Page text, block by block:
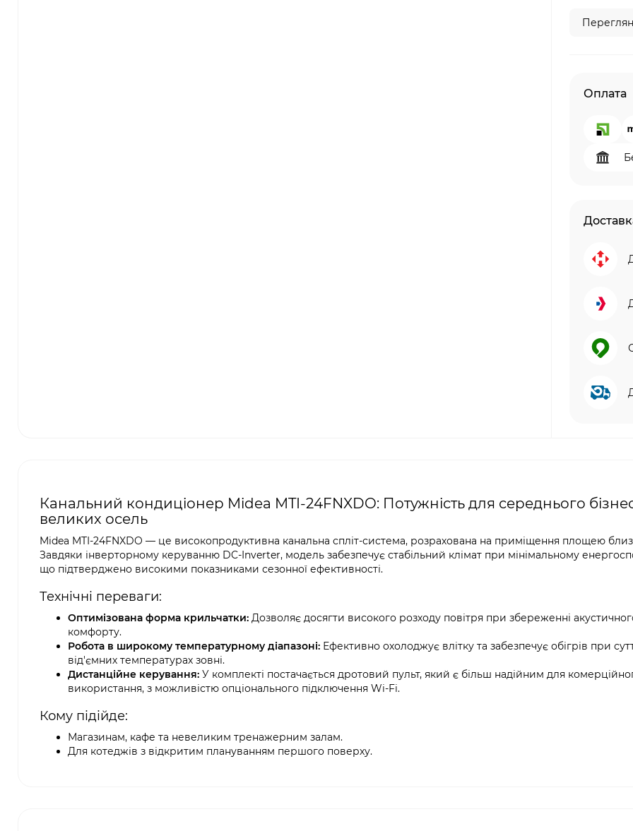
Оплата
Канальний кондиціонер Midea MTI-24FNXDO: Потужність для середнього
великих осель
Midea MTI-24FNXDO — це високопродуктивна канальна спліт-система, розрахована на приміщення площею
Завдяки інверторному керуванню DC-Inverter, модель забезпечує стабільний клімат при мінімальному
що підтверджено високими показниками сезонної ефективності.
Технічні переваги:
Оптимізована форма крильчатки: Дозволяє досягти високого розходу повітря при збереженні
комфорту.
Робота в широкому температурному діапазоні: Ефективно охолоджує влітку та забезпечує обігрів при
від'ємних температурах зовні.
Дистанційне керування: У комплекті постачається дротовий пульт, який є більш надійним для
використання, з можливістю опціонального підключення Wi-Fi.
Кому підійде:
Магазинам, кафе та невеликим тренажерним залам.
Для котеджів з відкритим плануванням першого поверху.